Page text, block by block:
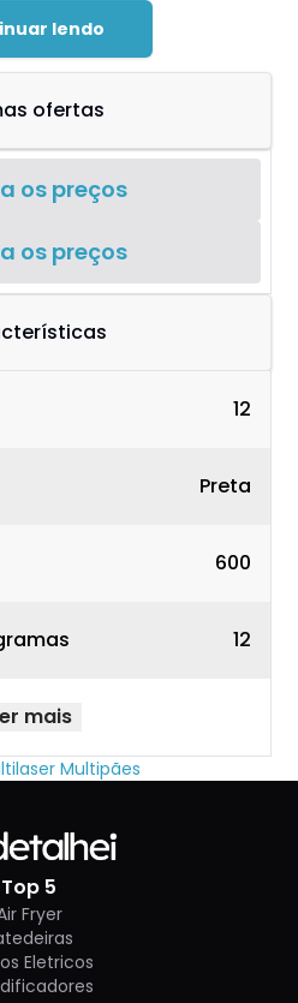
lendo
ofertas
os preços
os preços
12
Preta
600
12
mais
Multipães
Top 5
Fryer
Eletricos